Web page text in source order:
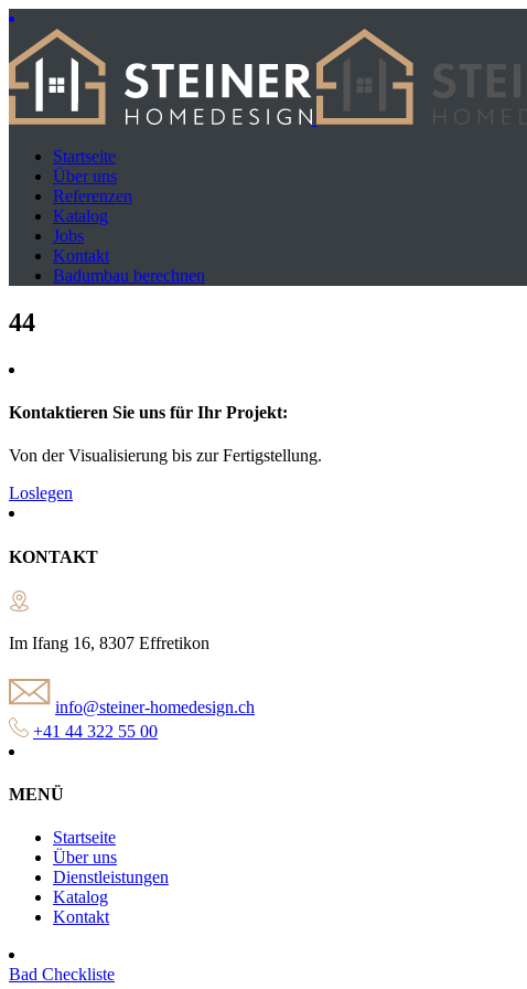
Startseite
Über uns
Referenzen
Katalog
Jobs
Kontakt
Badumbau berechnen
44
Kontaktieren Sie uns für Ihr Projekt:
Von der Visualisierung bis zur Fertigstellung.
Loslegen
KONTAKT
Im Ifang 16, 8307 Effretikon
info@steiner-homedesign.ch
+41 44 322 55 00
MENÜ
Startseite
Über uns
Dienstleistungen
Katalog
Kontakt
Bad Checkliste